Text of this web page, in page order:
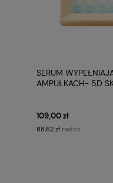
SERUM
AMPUŁKACH- 5D
109,00 zł
88,62 zł netto